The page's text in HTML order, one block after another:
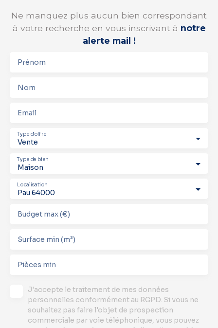
Ne manquez plus aucun bien correspondant
à votre recherche en vous inscrivant à notre
alerte mail !
Prénom
Nom
Email
Vente
Type d'offre
Maison
Type de bien
Pau 64000
Localisation
Budget max (€)
Surface min (m²)
Pièces min
J'accepte le traitement de mes données
personnelles conformément au RGPD. Si vous ne
souhaitez pas faire l'objet de prospection
commerciale par voie téléphonique, vous pouvez